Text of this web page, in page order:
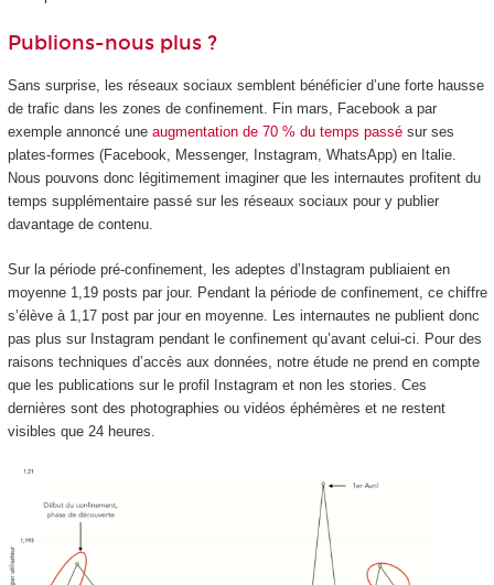
Publions-nous plus ?
Sans surprise, les réseaux sociaux semblent bénéficier d’une forte hausse
de trafic dans les zones de confinement. Fin mars, Facebook a par
exemple annoncé une augmentation de 70 % du temps passésur ses
plates-formes (Facebook, Messenger, Instagram, WhatsApp) en Italie.
Nous pouvons donc légitimement imaginer que les internautes profitent du
temps supplémentaire passé sur les réseaux sociaux pour y publier
davantage de contenu.
Sur la période pré-confinement, les adeptes d’Instagram publiaient en
moyenne 1,19 posts par jour. Pendant la période de confinement, ce chiffre
s’élève à 1,17 post par jour en moyenne. Les internautes ne publient donc
pas plus sur Instagram pendant le confinement qu’avant celui-ci. Pour des
raisons techniques d’accès aux données, notre étude ne prend en compte
que les publications sur le profil Instagram et non les stories. Ces
dernières sont des photographies ou vidéos éphémères et ne restent
visibles que 24 heures.